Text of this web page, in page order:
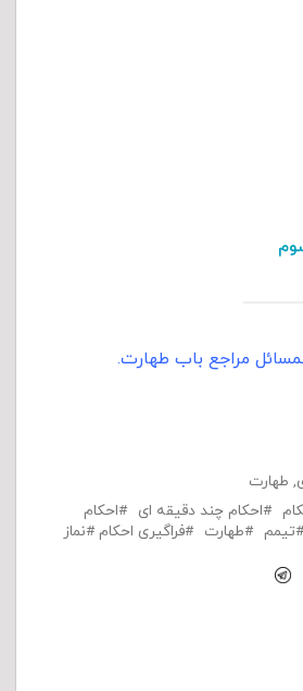
مراجع باب طهارت.
, طهارت
احکام چند دقیقه ای
احکام
تیمم طهارت فراگیری احکام نماز